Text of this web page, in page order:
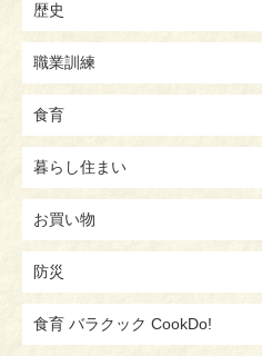
歴史
職業訓練
食育
暮らし住まい
お買い物
防災
食育 バラクック CookDo!